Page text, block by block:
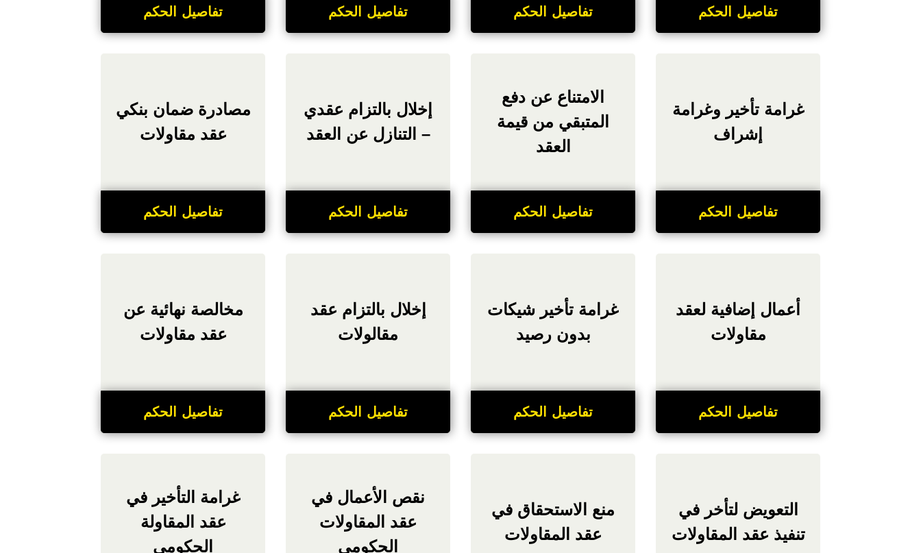
تفاصيل الحكم تفاصيل الحكم تفاصيل الحكم تفاصيل الحكم
غرامة تأخير وغرامة
إشراف
تفاصيل الحكم
الامتناع عن دفع
المتبقي من قيمة
العقد
تفاصيل الحكم
إخلال بالتزام عقدي
– التنازل عن العقد
تفاصيل الحكم
مصادرة ضمان بنكي
عقد مقاولات
تفاصيل الحكم
أعمال إضافية لعقد
مقاولات
تفاصيل الحكم
غرامة تأخير شيكات
بدون رصيد
تفاصيل الحكم
إخلال بالتزام عقد
مقالولات
تفاصيل الحكم
مخالصة نهائية عن
عقد مقاولات
تفاصيل الحكم
التعويض لتأخر في
تنفيذ عقد المقاولات
منع الاستحقاق في
عقد المقاولات
نقص الأعمال في
عقد المقاولات
الحكومي
غرامة التأخير في
عقد المقاولة
الحكومي